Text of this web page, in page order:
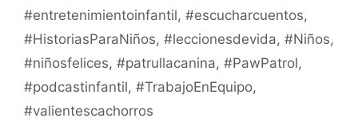
#entretenimientoinfantil, #escucharcuentos,
#HistoriasParaNiños, #leccionesdevida, #Niños,
#niñosfelices, #patrullacanina, #PawPatrol,
#podcastinfantil, #TrabajoEnEquipo,
#valientescachorros